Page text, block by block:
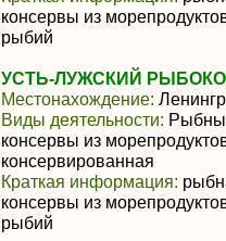
консервы из
рыбий
УСТЬ-ЛУЖСКИЙ
Местонахождение:
Виды деятельности:
консервы из
консервированная
Краткая информация:
консервы из
рыбий